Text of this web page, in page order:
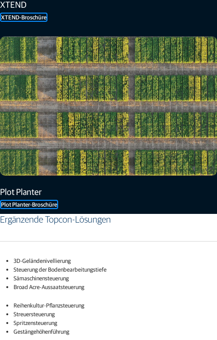
XTEND
XTEND-Broschüre
Plot Planter
Plot Planter-Broschüre
Ergänzende Topcon-Lösungen
3D-Geländenivellierung
Steuerung der Bodenbearbeitungstiefe
Sämaschinensteuerung
Broad Acre-Aussaatsteuerung
Reihenkultur-Pflanzsteuerung​
Streuersteuerung
Spritzensteuerung
Gestängehöhenführung